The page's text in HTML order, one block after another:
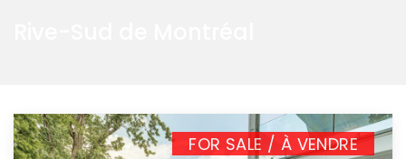
FOR SALE / À VENDRE